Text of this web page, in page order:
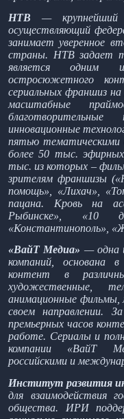
НТВ— крупнейший
осуществляющий
занимает уверенное
страны. НТВ задает
является одним
остросюжетного
сериальных франшиз на
масштабные
инновационные
пятью тематическими
более 50 тыс.
тыс. из которых –
зрителям франшизы
помощь», «Лихач»,
пацана. Кровь на
Рыбинске», «10
«Константинополь»,
«ВайТ Медиа» — одна
компаний, основана
контент в
художественные,
анимационные фильмы,
своем направлении.
премьерных часов
работе. Сериалы и
компании «ВайТ
российскими и
Институт развития
для взаимодействия
общества. ИРИ